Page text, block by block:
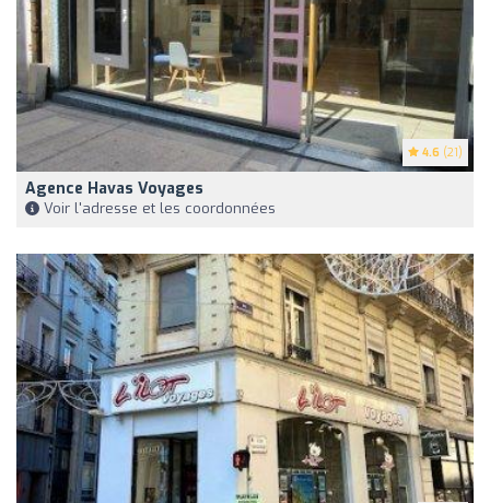
4.6 (21)
Agence Havas Voyages
Voir l'adresse et les coordonnées